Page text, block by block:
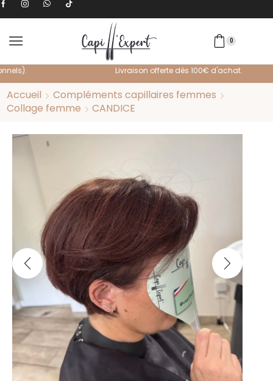
0
Livraison offerte dès 100€ d'achat.
Accueil
Compléments capillaires femmes
Collage femme
CANDICE